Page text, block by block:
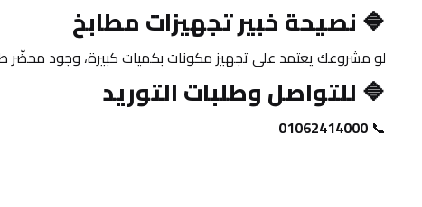
🔷 نصيحة خبير تجهيزات مطابخ
لو مشروعك يعتمد على تجهيز مكونات بكميات كبيرة، وجود
🔷 للتواصل وطلبات التوريد
📞
01062414000